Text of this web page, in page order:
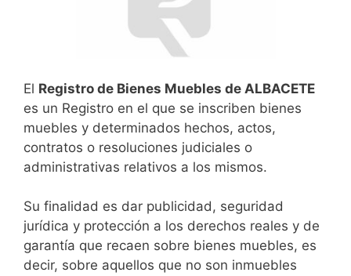
El Registro de Bienes Muebles de ALBACETE
es un Registro en el que se inscriben bienes
muebles y determinados hechos, actos,
contratos o resoluciones judiciales o
administrativas relativos a los mismos.
Su finalidad es dar publicidad, seguridad
jurídica y protección a los derechos reales y de
garantía que recaen sobre bienes muebles, es
decir, sobre aquellos que no son inmuebles